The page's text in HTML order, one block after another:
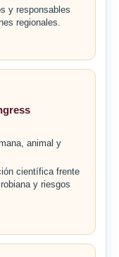
y responsables
regionales.
animal y
científica frente
y riesgos